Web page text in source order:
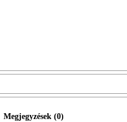
Megjegyzések (0)